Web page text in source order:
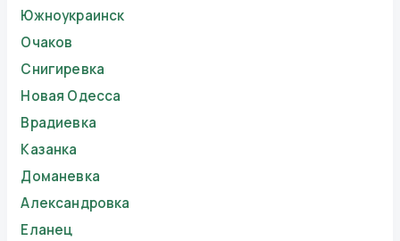
Южноукраинск
Очаков
Снигиревка
Новая Одесса
Врадиевка
Казанка
Доманевка
Александровка
Еланец